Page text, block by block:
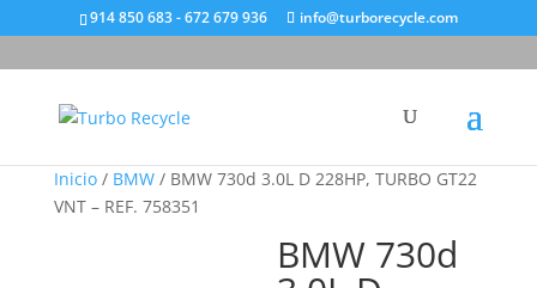
914 850 683 - 672 679 936 info@turborecycle.com
Inicio/ BMW/ BMW 730d 3.0L D 228HP, TURBO GT22
VNT – REF. 758351
BMW 730d